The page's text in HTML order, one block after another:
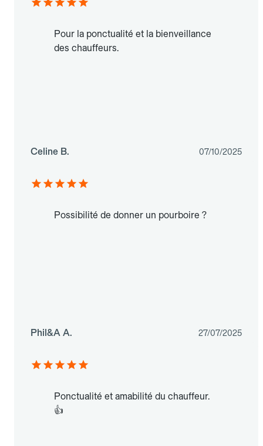
Pour la ponctualité et la bienveillance
des chauffeurs.
Celine B. 07/10/2025
Possibilité de donner un pourboire ?
Phil&A A. 27/07/2025
Ponctualité et amabilité du chauffeur.
👍